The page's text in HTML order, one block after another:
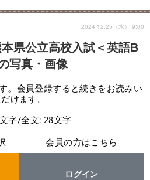
本県公立高校入試＜英語B
写真・画像
2024.12.25（水） 9:00
。会員登録すると続きをお読みい
けます。
字/全文: 28文字
会員の方はこちら
ログイン